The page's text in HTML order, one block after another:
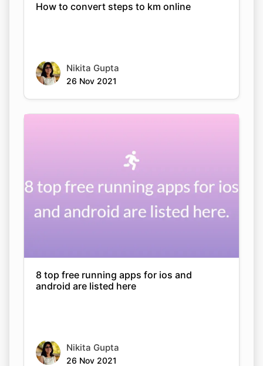
How to convert steps to km online
Nikita Gupta
26 Nov 2021
8 top free running apps for ios and
android are listed here
Nikita Gupta
26 Nov 2021